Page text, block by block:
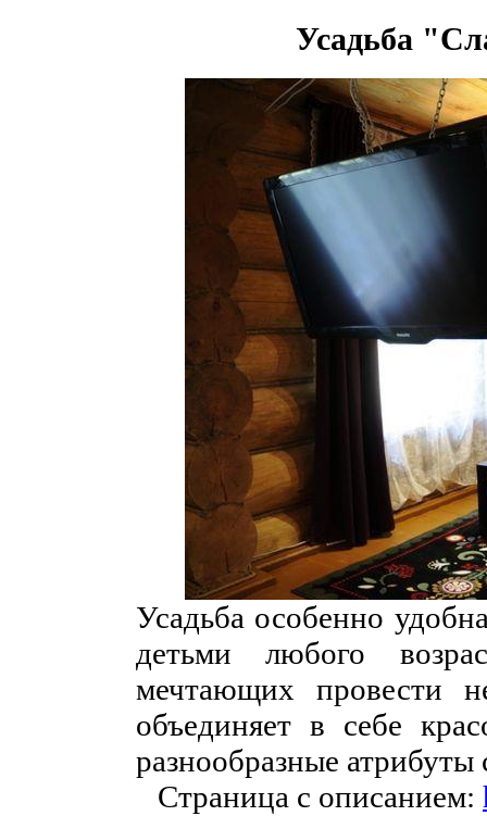
Усадьба
Усадьба особенно
детьми любого
мечтающих провести
объединяет в себе
разнообразные
Страница с описанием: